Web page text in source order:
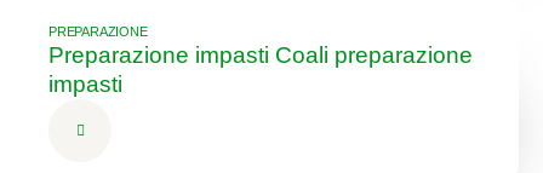
PREPARAZIONE
Preparazione impasti Coali preparazione
impasti